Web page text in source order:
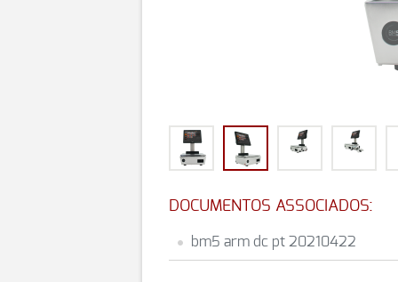
DOCUMENTOS ASSOCIADOS:
bm5 arm dc pt 20210422